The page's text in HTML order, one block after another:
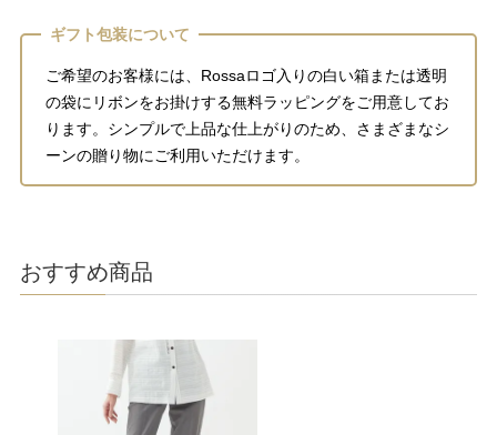
ギフト包装について
ご希望のお客様には、Rossaロゴ入りの白い箱または透明
の袋にリボンをお掛けする無料ラッピングをご用意してお
ります。シンプルで上品な仕上がりのため、さまざまなシ
ーンの贈り物にご利用いただけます。
おすすめ商品